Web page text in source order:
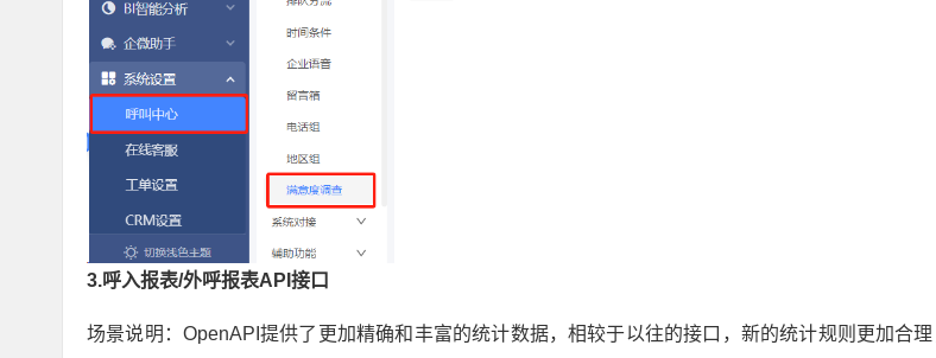
3.呼入报表/外呼报表API接口
场景说明：OpenAPI提供了更加精确和丰富的统计数据，相较于以往的接口，新的统计规则更加合